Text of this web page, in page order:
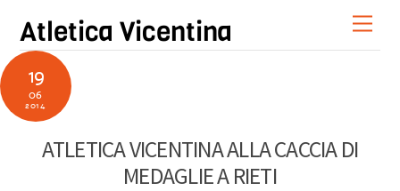
content
Atletica Vicentina
19
06
2014
ATLETICA VICENTINA ALLA CACCIA DI
MEDAGLIE A RIETI